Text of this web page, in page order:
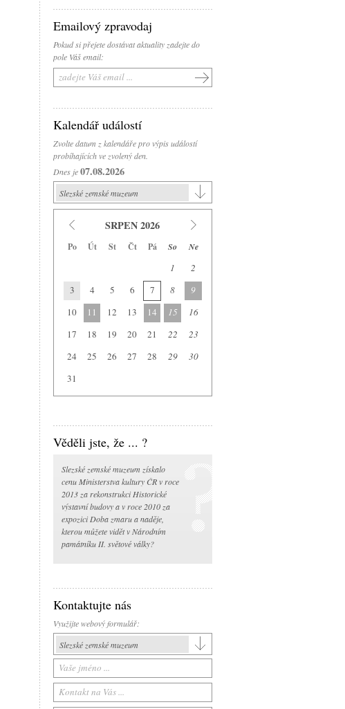
Emailový zpravodaj
Pokud si přejete dostávat aktuality zadejte do
pole Váš email:
Kalendář událostí
Zvolte datum z kalendáře pro výpis událostí
probíhajících ve zvolený den.
Dnes je07.08.2026
Slezské zemské muzeum
Slezské zemské muzeum
Historická výstavní budova
Arboretum Nový Dvůr
Národní památník II. světové války
Památník Petra Bezruče
Areál čs. opevnění
SRPEN 2026
Po Út St Čt Pá So Ne
1
2
3
4 5 6 7 8
9
10
11 12 13 14 15
16
17
18 19 20 21 22
23
24
25 26 27 28 29
30
31
Věděli jste, že ... ?
Slezské zemské muzeum získalo
cenu Ministerstva kultury ČR v roce
2013 za rekonstrukci Historické
výstavní budovy a v roce 2010 za
expozici Doba zmaru a naděje,
kterou můžete vidět v Národním
památníku II. světové války?
Kontaktujte nás
Využijte webový formulář:
Slezské zemské muzeum
Slezské zemské muzeum
Historická výstavní budova
Arboretum Nový Dvůr